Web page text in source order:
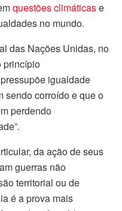
questões climáticase
no mundo.
das Nações Unidas, no
princípio
igualdade
sendo corroído e que o
perdendo
da ação de seus
guerras não
territorial ou de
é a prova mais